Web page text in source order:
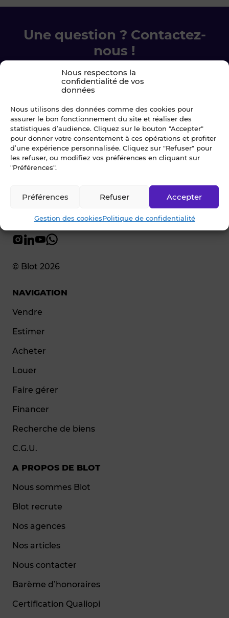
Nous respectons la
confidentialité de vos
données
Nous utilisons des données comme des cookies pour
assurer le bon fonctionnement du site et réaliser des
statistiques d’audience. Cliquez sur le bouton "Accepter"
pour donner votre consentement à ces opérations et profiter
d’une expérience personnalisée. Cliquez sur "Refuser" pour
les refuser, ou modifiez vos préférences en cliquant sur
"Préférences".
Accepter
Refuser
Préférences
Gestion des cookiesPolitique de confidentialité
Une question ? Contactez-
nous !
Chez Blot nous sommes là pour vous
accompagner à chaque étape.
Ecrivez-nous
02 99 79 33 34
© Blot 2026
NAVIGATION
Vendre
Estimer
Acheter
Louer
Faire gérer
Financer
Recherche de biens
C.G.U.
A PROPOS DE BLOT
Nous sommes Blot
Blot recrute
Nos agences
Nos articles
Nous contacter
Barème d’honoraires
Certification Qualiopi